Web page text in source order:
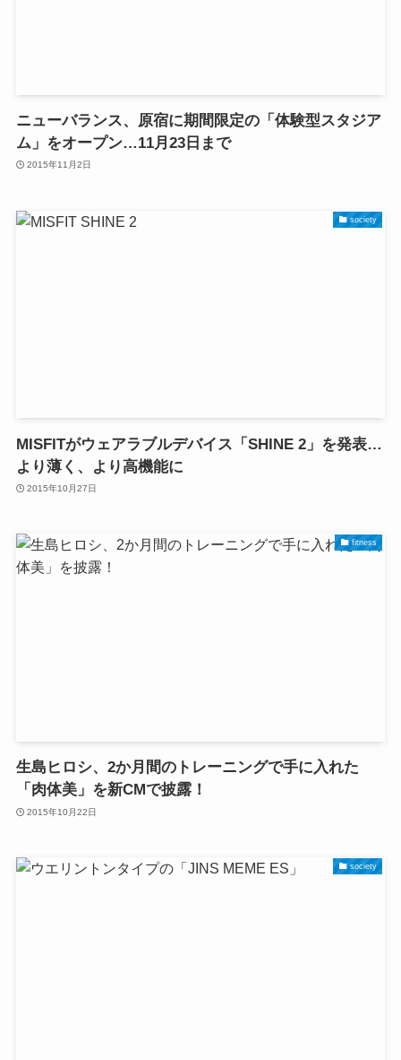
ニューバランス、原宿に期間限定の「体験型スタジア
ム」をオープン…11月23日まで
2015年11月2日
society
MISFITがウェアラブルデバイス「SHINE 2」を発表…
より薄く、より高機能に
2015年10月27日
fitness
生島ヒロシ、2か月間のトレーニングで手に入れた
「肉体美」を新CMで披露！
2015年10月22日
society